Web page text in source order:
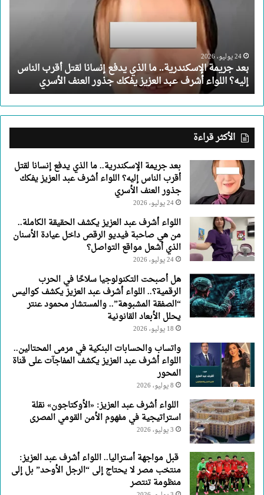
لقتل
أقرب
الناس
إليه؟
اللواء
أشرف
عبد
العزيز
جذور
العنف
الأسري
24 يوليو، 2026
بعد جريمة الإسكندرية.. ما الذي يدفع إنسانا لقتل أقرب الناس
إليه؟ اللواء أشرف عبد العزيز يفكك جذور العنف الأسري
الأكثر قراءة
بعد جريمة الإسكندرية.. ما الذي يدفع إنسانا لقتل
أقرب الناس إليه؟ اللواء أشرف عبد العزيز يفكك
جذور العنف الأسري
24 يوليو، 2026
اللواء أشرف عبد العزيز يكشف الحقيقة الكاملة..
من هي صاحبة فيديو الرقص داخل عيادة الأسنان
الذي أشعل مواقع التواصل؟
24 يوليو، 2026
هل أصبحت التكنولوجيا سلاحًا في الحرب
الرقمية؟.. اللواء أشرف عبد العزيز يكشف كواليس
“الصفقة المشبوهة”.. والمستشار محمود عنتر
يحلل الأبعاد القانونية
18 يوليو، 2026
واتساب والحسابات البنكية في مرمى المحتالين..
اللواء أشرف عبد العزيز يكشف المفاجآت على قناة
المحور
8 يوليو، 2026
اللواء أشرف عبد العزيز: «الأوكتاجون» نقلة
استراتيجية في مفهوم الأمن القومي المصرى
3 يوليو، 2026
قبل مواجهة أستراليا.. اللواء أشرف عبد العزيز:
منتخب مصر لا يحتاج إلى “الرجل الأوحد” بل إلى
منظومة تنتصر